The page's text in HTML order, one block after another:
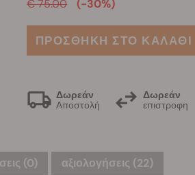
€ 75.00 (-30%)
ΠΡΟΣΘΗΚΗ ΣΤΟ ΚΑΛΑΘΙ
Δωρεάν
Αποστολή
Δωρεάν
επιστροφη
(0) αξιολογήσεις (22)